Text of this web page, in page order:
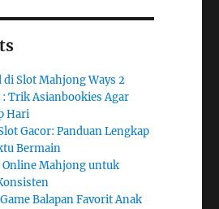
di Slot Mahjong Ways 2
: Trik Asianbookies Agar
Hari
Gacor: Panduan Lengkap
Bermain
Online Mahjong untuk
Balapan Favorit Anak